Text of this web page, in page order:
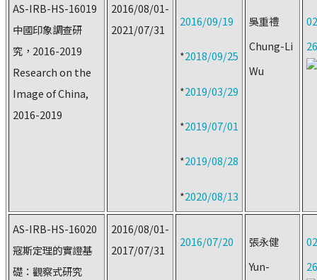
AS-IRB-HS-16019
中國印象調查研
究，2016-2019
Research on the
Image of China,
2016-2019
2016/08/01-
2021/07/31
2016/09/19
*2018/09/25
*2019/03/29
*2019/07/01
*2019/08/28
*2020/08/13
吳重禮
Chung-Li
Wu
AS-IRB-HS-16020
寇斯定理的實證基
礎：觀察式研究
2016/08/01-
2017/07/31
2016/07/20
張永健
Yun-